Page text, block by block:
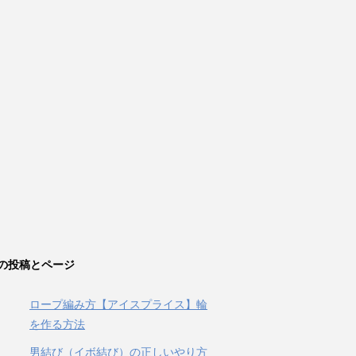
投稿とページ
ロープ編み方【アイスプライス】輪
を作る方法
男結び（イボ結び）の正しいやり方